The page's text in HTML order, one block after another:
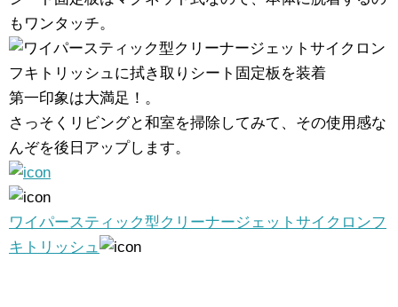
もワンタッチ。
第一印象は大満足！。
さっそくリビングと和室を掃除してみて、その使用感な
んぞを後日アップします。
ワイパースティック型クリーナージェットサイクロンフ
キトリッシュ